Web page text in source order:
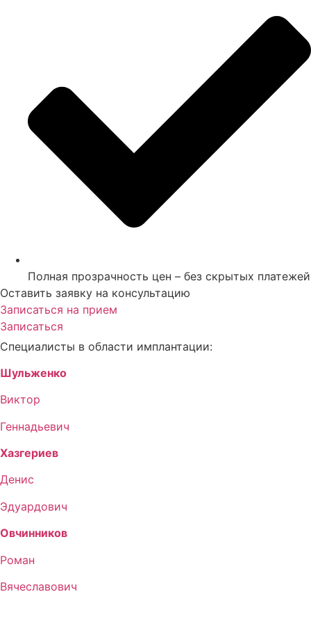
Полная прозрачность цен – без скрытых платежей
Оставить заявку на консультацию
Записаться на прием
Записаться
Специалисты в области имплантации:
Шульженко
Виктор
Геннадьевич
Хазгериев
Денис
Эдуардович
Овчинников
Роман
Вячеславович